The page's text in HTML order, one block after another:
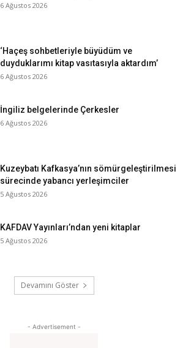
6 Ağustos 2026
‘Haçeş sohbetleriyle büyüdüm ve
duyduklarımı kitap vasıtasıyla aktardım’
6 Ağustos 2026
İngiliz belgelerinde Çerkesler
6 Ağustos 2026
Kuzeybatı Kafkasya’nın sömürgeleştirilmesi
sürecinde yabancı yerleşimciler
5 Ağustos 2026
KAFDAV Yayınları’ndan yeni kitaplar
5 Ağustos 2026
Devamını Göster
- Advertisement -